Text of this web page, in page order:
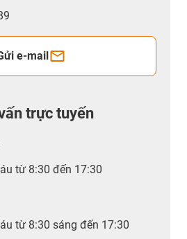
e-mail
trực tuyến
từ 8:30 đến 17:30
từ 8:30 sáng đến 17:30